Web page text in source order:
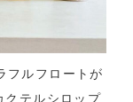
フルフロートが
クテルシロップ